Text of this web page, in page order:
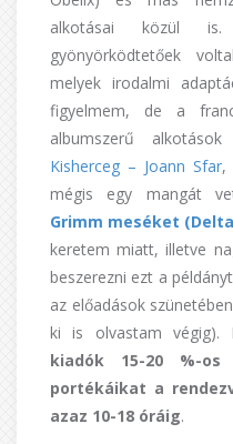
alkotásai közül
gyönyörködtetőek
melyek irodalmi
figyelmem, de a
albumszerű
Kisherceg – Joann Sfar,
mégis egy mangát
Grimm meséket
keretem miatt, illetve
beszerezni ezt a
az előadások
ki is olvastam végig).
kiadók 15-20 %-os
portékáikat a
azaz 10-18 óráig.